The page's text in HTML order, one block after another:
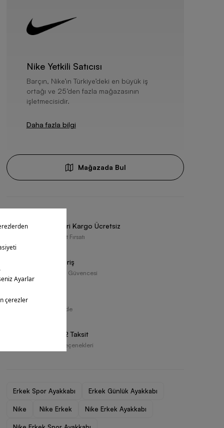
Nike Yetkili Satıcısı
Barçın, Nike’ın Türkiye’deki en büyük iş
ortağı ve 25’den fazla mağazasının
işletmecisidir.
Daha fazla bilgi
Mağazada Bul
5.000 TL Üzeri Kargo Ücretsiz
Ücretsiz Teslimat Fırsatı
Güvenli Alışveriş
Resmi Tedarikçi Güvencesi
Ücretsiz İade
30 Gün İçerisinde
Vade Farksız 2 Taksit
Farklı Ödeme Seçenekleri
Erkek Spor Ayakkabı Erkek Günlük Ayakkabı
Nike Nike Erkek Nike Erkek Ayakkabı